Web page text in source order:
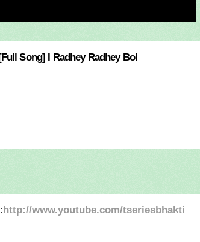
Song] I Radhey Radhey Bol
http://www.youtube.com/tseriesbhakti